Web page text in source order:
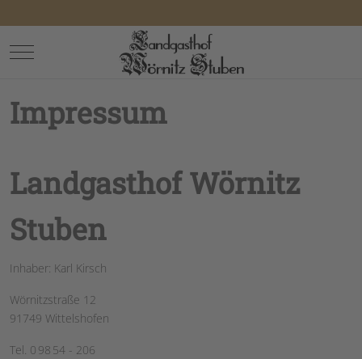
Mobile Menu Toggle
Impressum
Landgasthof Wörnitz
Stuben
Inhaber: Karl Kirsch
Wörnitzstraße 12
91749 Wittelshofen
Tel. 0 98 54 - 206